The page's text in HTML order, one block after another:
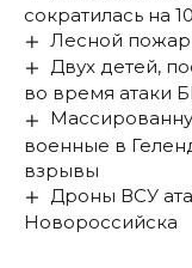
сократилась на
Лесной
Двух детей,
во время атаки
военные в
взрывы
Дроны ВСУ
Новороссийска